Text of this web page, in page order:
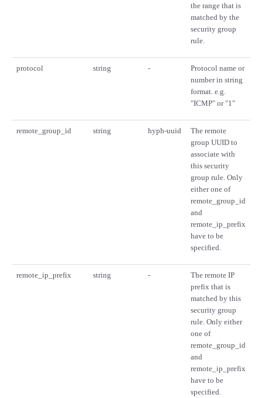
the range that is
matched by the
security group
rule.
protocol string -
Protocol name or
number in string
format. e.g.
"ICMP" or "1"
remote_group_id string hyph-uuid
The remote
group UUID to
associate with
this security
group rule. Only
either one of
remote_group_id
and
remote_ip_prefix
have to be
specified.
remote_ip_prefix string -
The remote IP
prefix that is
matched by this
security group
rule. Only either
one of
remote_group_id
and
remote_ip_prefix
have to be
specified.